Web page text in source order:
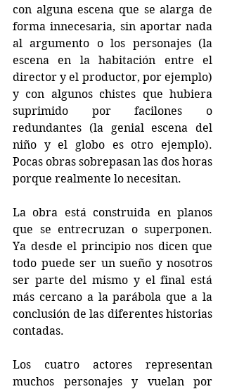
con alguna escena que se alarga de
forma innecesaria, sin aportar nada
al argumento o los personajes (la
escena en la habitación entre el
director y el productor, por ejemplo)
y con algunos chistes que hubiera
suprimido por facilones o
redundantes (la genial escena del
niño y el globo es otro ejemplo).
Pocas obras sobrepasan las dos horas
porque realmente lo necesitan.
La obra está construida en planos
que se entrecruzan o superponen.
Ya desde el principio nos dicen que
todo puede ser un sueño y nosotros
ser parte del mismo y el final está
más cercano a la parábola que a la
conclusión de las diferentes historias
contadas.
Los cuatro actores representan
muchos personajes y vuelan por